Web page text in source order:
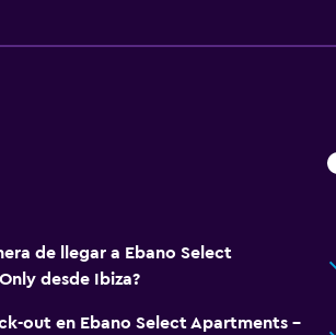
de llegar a Ebano Select
desde Ibiza?
out en Ebano Select Apartments -